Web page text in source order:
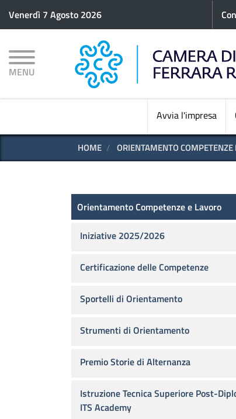
Venerdì 7 Agosto 2026
MENU
Avvia l'impresa
HOME ORIENTAMENTO COMPETENZE
Scuola - Lavoro
Orientamento Competenze e Lavoro
Iniziative 2025/2026
Certificazione delle Competenze
Sportelli di Orientamento
Strumenti di Orientamento
Premio Storie di Alternanza
Istruzione Tecnica Superiore Post-
ITS Academy